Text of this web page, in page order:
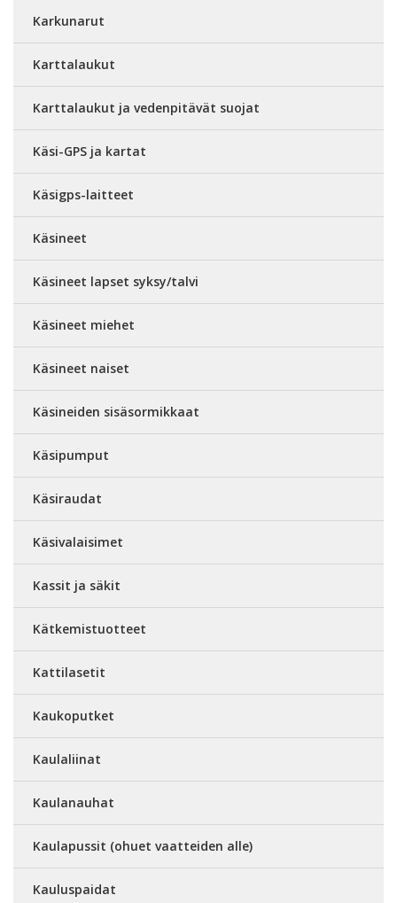
Karkunarut
Karttalaukut
Karttalaukut ja vedenpitävät suojat
Käsi-GPS ja kartat
Käsigps-laitteet
Käsineet
Käsineet lapset syksy/talvi
Käsineet miehet
Käsineet naiset
Käsineiden sisäsormikkaat
Käsipumput
Käsiraudat
Käsivalaisimet
Kassit ja säkit
Kätkemistuotteet
Kattilasetit
Kaukoputket
Kaulaliinat
Kaulanauhat
Kaulapussit (ohuet vaatteiden alle)
Kauluspaidat